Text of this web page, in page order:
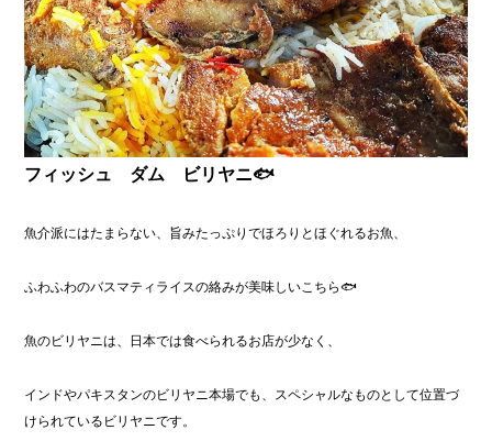
フィッシュ ダム ビリヤニ🐟
魚介派にはたまらない、旨みたっぷりでほろりとほぐれるお魚、
ふわふわのバスマティライスの絡みが美味しいこちら🐟
魚のビリヤニは、日本では食べられるお店が少なく、
インドやパキスタンのビリヤニ本場でも、スペシャルなものとして位置づ
けられているビリヤニです。